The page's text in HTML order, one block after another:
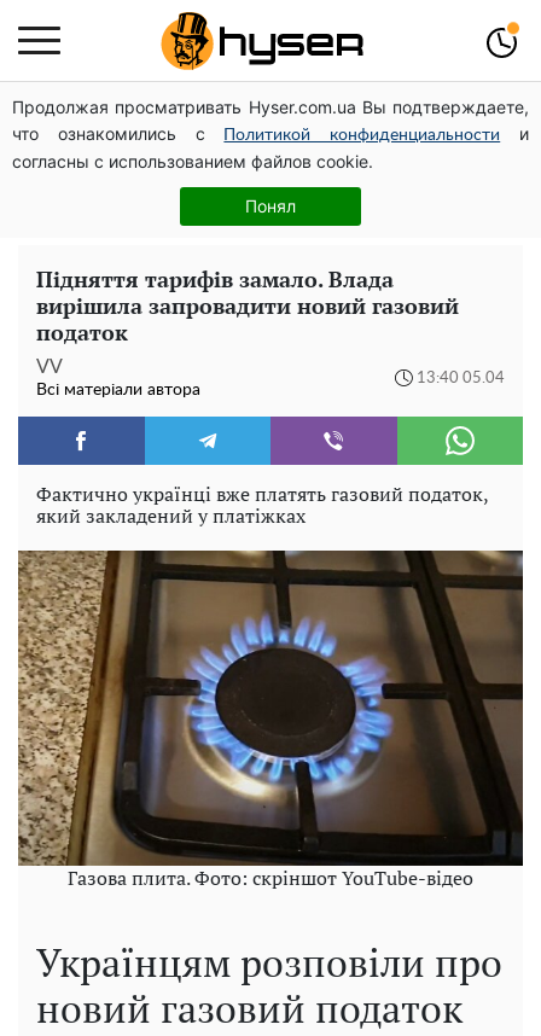
Продолжая просматривать Hyser.com.ua Вы подтверждаете,
что ознакомились с
Политикой конфиденциальности
и
согласны с использованием файлов cookie.
Понял
Українська авіатранспортна асоціація звернулася до
Мінфіну із закликом уніфікувати оподаткування
авіалізингу
Жаль, що таке зараз не роблять для села: як виглядав
рідкісний ЗАЗ "Таврія" італійської збірки
Підняття тарифів замало. Влада
вирішила запровадити новий газовий
податок
VV
Всі матеріали автора
13:40 05.04
Фактично українці вже платять газовий податок,
який закладений у платіжках
Газова плита. Фото: скріншот YouTube-відео
Українцям розповіли про
новий газовий податок